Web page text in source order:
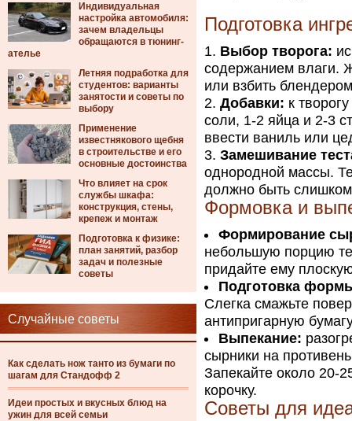
Индивидуальная
настройка автомобиля:
зачем владельцы
обращаются в тюнинг-
ателье
Летняя подработка для
студентов: варианты
занятости и советы по
выбору
Применение
известнякового щебня
в строительстве и его
основные достоинства
Что влияет на срок
службы шкафа:
конструкция, стены,
крепеж и монтаж
Подготовка к физике:
план занятий, разбор
задач и полезные
советы
Случайные советы
Как сделать нож танто из бумаги по
шагам для Стандофф 2
Идеи простых и вкусных блюд на
ужин для всей семьи
Подготовка
Выбор творога:
содержанием влаги.
или взбить
Добавки: к
соли, 1-2 яйца и 2-3
ввести ваниль или
Замешивание
однородной массы.
должно быть
Формовка и
Формирование
небольшую порцию
придайте ему
Подготовка
Слегка смажьте
антипригарную
Выпекание:
сырники на
Запекайте около 20-
корочку.
Советы для